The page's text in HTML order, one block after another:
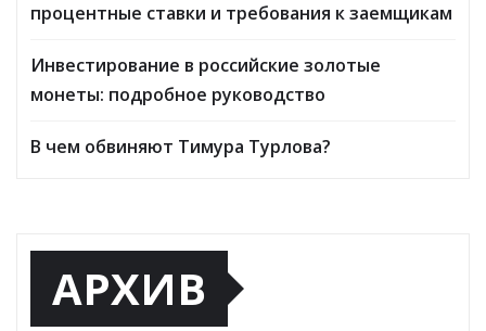
процентные ставки и требования к заемщикам
Инвестирование в российские золотые
монеты: подробное руководство
В чем обвиняют Тимура Турлова?
АРХИВ